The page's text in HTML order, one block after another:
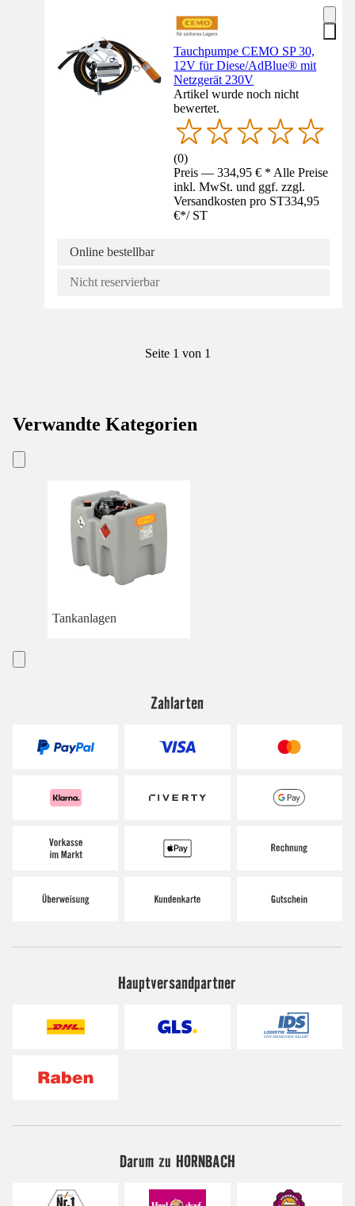
Tauchpumpe CEMO SP 30,
12V für Diese/AdBlue® mit
Netzgerät 230V
Artikel wurde noch nicht
bewertet.
(0)
Preis — 334,95 € * Alle Preise
inkl. MwSt. und ggf. zzgl.
Versandkosten pro ST334,95
€*/ ST
Online bestellbar
Nicht reservierbar
Seite 1 von 1
Verwandte Kategorien
Tankanlagen
Zahlarten
Hauptversandpartner
Darum zu HORNBACH